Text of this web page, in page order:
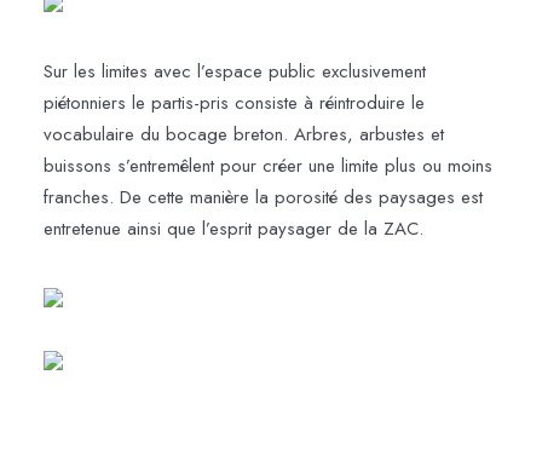
Sur les limites avec l’espace public exclusivement
piétonniers le partis-pris consiste à réintroduire le
vocabulaire du bocage breton. Arbres, arbustes et
buissons s’entremêlent pour créer une limite plus ou moins
franches. De cette manière la porosité des paysages est
entretenue ainsi que l’esprit paysager de la ZAC.